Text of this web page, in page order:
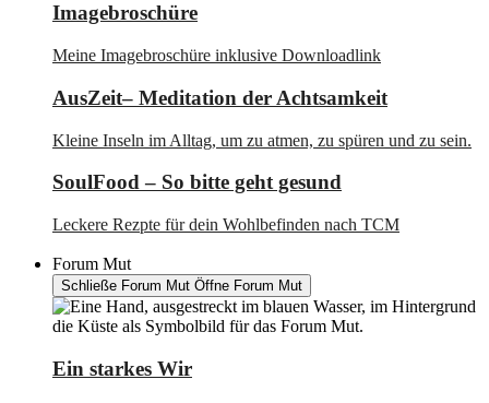
Imagebroschüre
Meine Imagebroschüre inklusive Downloadlink
AusZeit– Meditation der Achtsamkeit
Kleine Inseln im Alltag, um zu atmen, zu spüren und zu sein.
SoulFood – So bitte geht gesund
Leckere Rezpte für dein Wohlbefinden nach TCM
Forum Mut
Schließe Forum Mut Öffne Forum Mut
Ein starkes Wir